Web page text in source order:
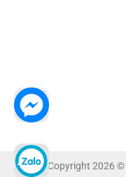
Copyright 2026 ©